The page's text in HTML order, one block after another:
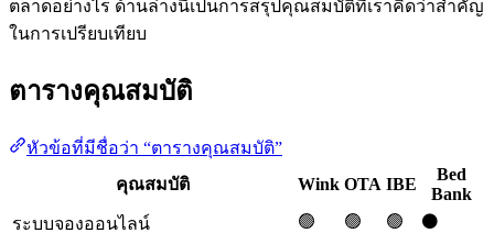
ตลาดอย่างไร ด้านล่างนี้เป็นการสรุปคุณสมบัติที่เราคิดว่าสำคัญ
ในการเปรียบเทียบ
ตารางคุณสมบัติ
หัวข้อที่มีชื่อว่า “ตารางคุณสมบัติ”
คุณสมบัติ
Wink OTA IBE
Bed
Bank
ระบบจองออนไลน์
🟢 🟢 🟢
⚫️